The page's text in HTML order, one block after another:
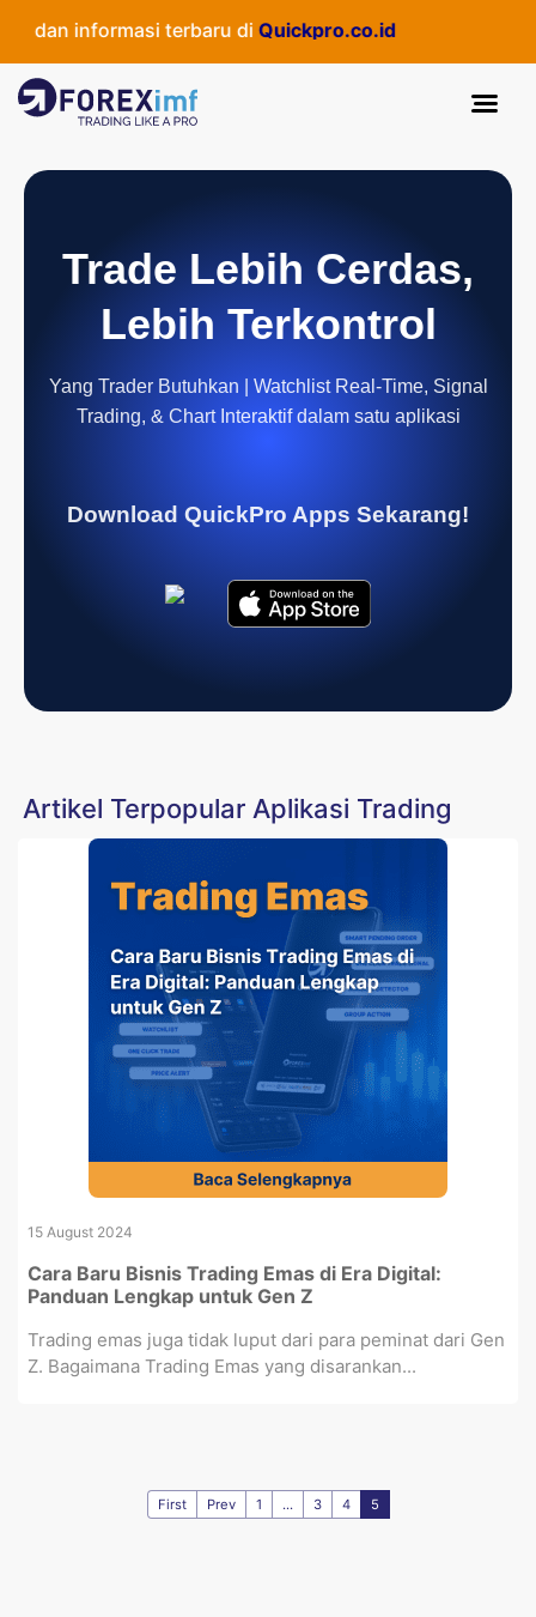
dan informasi terbaru diQuickpro.co.id
Trade Lebih Cerdas,
Lebih Terkontrol
Yang Trader Butuhkan | Watchlist Real-Time, Signal
Trading, & Chart Interaktif dalam satu aplikasi
Download QuickPro Apps Sekarang!
Artikel Terpopular Aplikasi Trading
15 August 2024
Cara Baru Bisnis Trading Emas di Era Digital:
Panduan Lengkap untuk Gen Z
Trading emas juga tidak luput dari para peminat dari Gen
Z. Bagaimana Trading Emas yang disarankan...
First Prev 1 ... 3 4 5